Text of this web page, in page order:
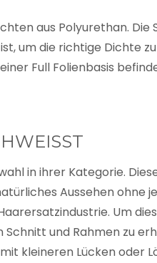
aus Polyurethan.
um die richtige Dichte
Full Folienbasis
in ihrer Kategorie.
Aussehen ohne
Um
und Rahmen zu
kleineren Lücken oder